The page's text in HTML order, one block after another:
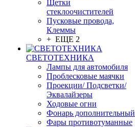
Щетки
стеклоочистителей
Пусковые провода,
Клеммы
+ ЕЩЕ 2
СВЕТОТЕХНИКА
Лампы для автомобиля
Проблесковые маячки
Проекции/ Подсветки/
Эквалайзеры
Ходовые огни
Фонарь дополнительный
Фары противотуманные